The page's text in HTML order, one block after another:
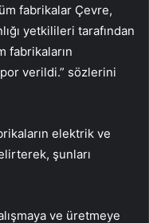
fabrikalar Çevre,
yetkilileri tarafından
fabrikaların
verildi.” sözlerini
elektrik ve
şunları
ve üretmeye